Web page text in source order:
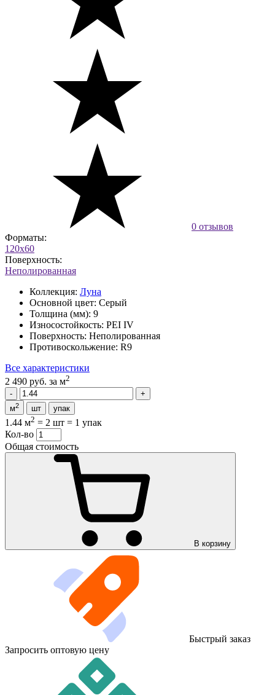
0 отзывов
Форматы:
120x60
Поверхность:
Неполированная
Коллекция: Луна
Основной цвет: Серый
Толщина (мм): 9
Износостойкость: PEI IV
Поверхность: Неполированная
Противоскольжение: R9
Все характеристики
2 490 руб. за м2
м2 шт упак
1.44 м2 = 2 шт = 1 упак
Кол-во
Общая стоимость
В корзину
Быстрый заказ
Запросить оптовую цену